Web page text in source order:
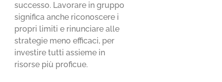
successo. Lavorare in gruppo
significa anche riconoscere i
propri limiti e rinunciare alle
strategie meno efficaci, per
investire tutti assieme in
risorse più proficue.